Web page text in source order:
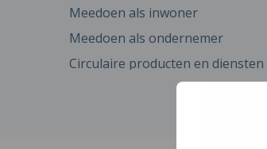
Meedoen als inwoner
Meedoen als ondernemer
Circulaire producten en diensten